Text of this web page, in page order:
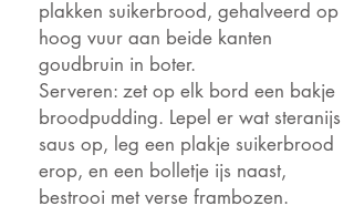
plakken suikerbrood, gehalveerd op
hoog vuur aan beide kanten
goudbruin in boter.
Serveren: zet op elk bord een bakje
broodpudding. Lepel er wat steranijs
saus op, leg een plakje suikerbrood
erop, en een bolletje ijs naast,
bestrooi met verse frambozen.